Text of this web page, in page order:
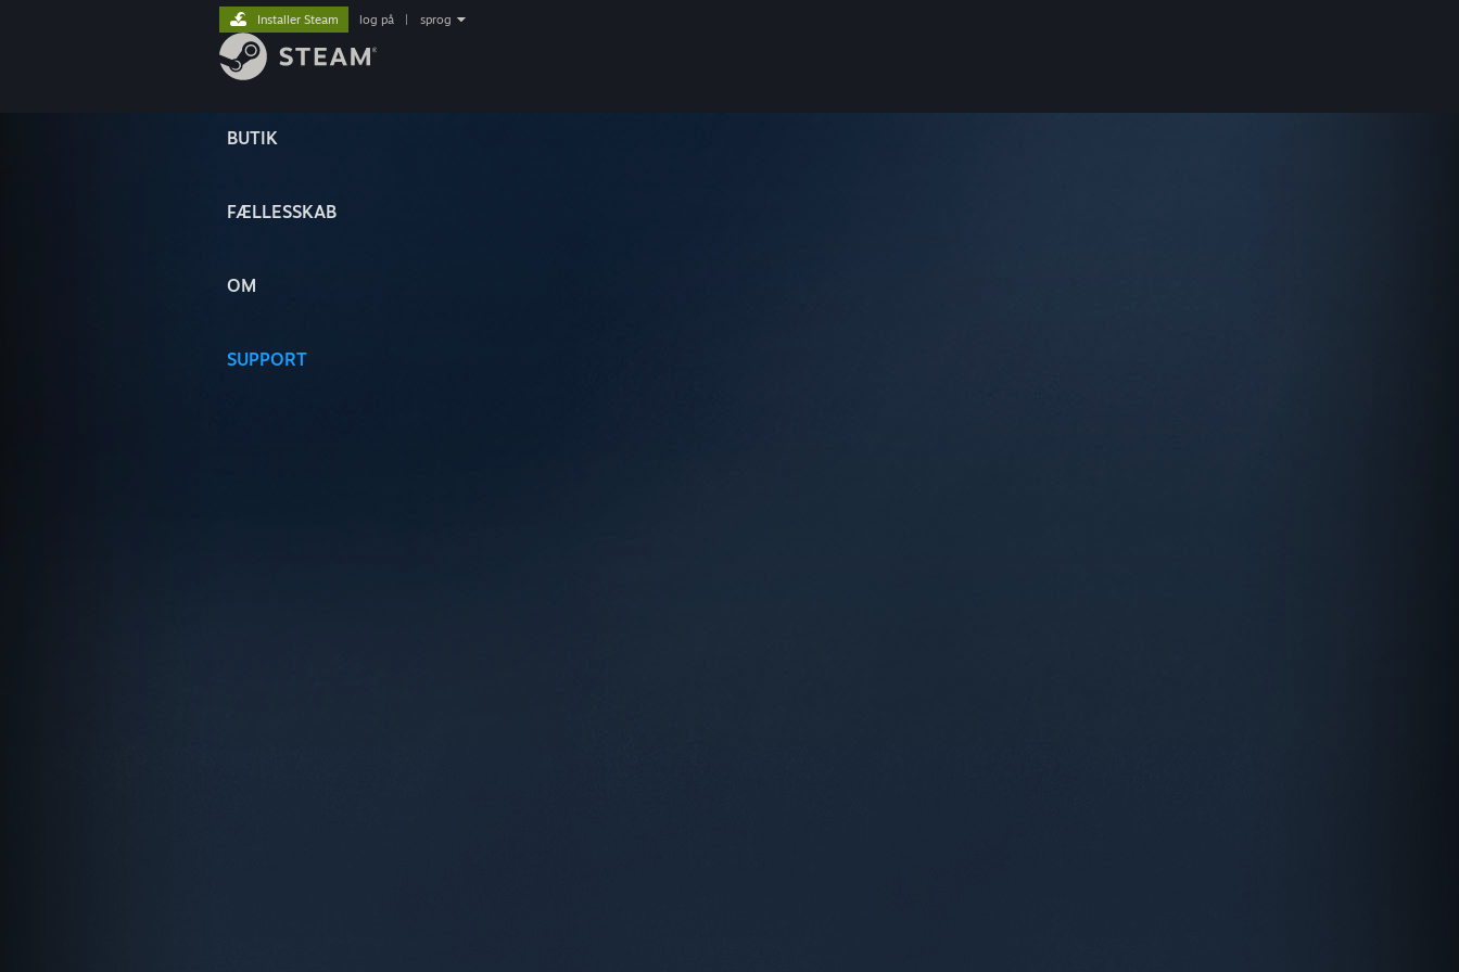
BUTIK
FÆLLESSKAB
OM
SUPPORT
Installer Steam log på sprog